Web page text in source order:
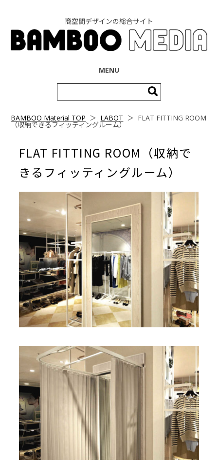
商空間デザインの総合サイト
MENU
索:
BAMBOO Material TOP ＞ LABOT ＞ FLAT FITTING ROOM
（収納できるフィッティングルーム）
FLAT FITTING ROOM（収納で
きるフィッティングルーム）